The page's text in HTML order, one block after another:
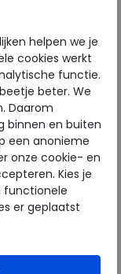
helpen we je
cookies werkt
functie.
beter. We
Daarom
binnen en buiten
een anonieme
onze cookie- en
Kies je
functionele
er geplaatst